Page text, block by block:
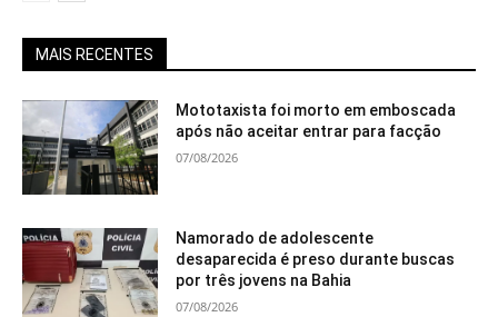
MAIS RECENTES
Mototaxista foi morto em emboscada
após não aceitar entrar para facção
07/08/2026
Namorado de adolescente
desaparecida é preso durante buscas
por três jovens na Bahia
07/08/2026